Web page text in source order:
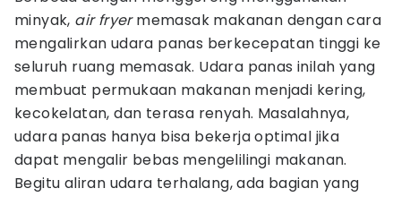
minyak, air fryermemasak makanan dengan cara
mengalirkan udara panas berkecepatan tinggi ke
seluruh ruang memasak. Udara panas inilah yang
membuat permukaan makanan menjadi kering,
kecokelatan, dan terasa renyah. Masalahnya,
udara panas hanya bisa bekerja optimal jika
dapat mengalir bebas mengelilingi makanan.
Begitu aliran udara terhalang, ada bagian yang